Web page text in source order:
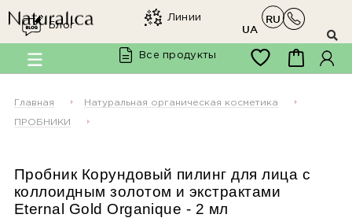
Все продукты
Линии
Блог
RU
UA
Главная Натуральная органическая косметика
ПРОБНИКИ
Пробник Корундовый пилинг для лица с
коллоидным золотом и экстрактами
Eternal Gold Organique - 2 мл
Мы в соцсетях ×
Заходите к нам в
@organique.naturalica